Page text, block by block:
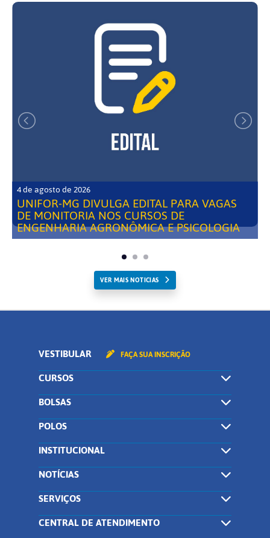
4 de agosto de 2026
UNIFOR-MG DIVULGA EDITAL PARA VAGAS
DE MONITORIA NOS CURSOS DE
ENGENHARIA AGRONÔMICA E PSICOLOGIA
VER MAIS NOTICIAS
VESTIBULAR FAÇA SUA INSCRIÇÃO
CURSOS
BOLSAS
POLOS
INSTITUCIONAL
NOTÍCIAS
SERVIÇOS
CENTRAL DE ATENDIMENTO